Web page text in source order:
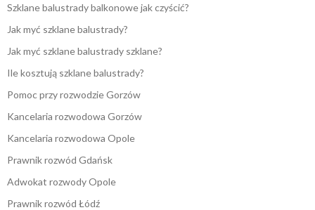
Szklane balustrady balkonowe jak czyścić?
Jak myć szklane balustrady?
Jak myć szklane balustrady szklane?
Ile kosztują szklane balustrady?
Pomoc przy rozwodzie Gorzów
Kancelaria rozwodowa Gorzów
Kancelaria rozwodowa Opole
Prawnik rozwód Gdańsk
Adwokat rozwody Opole
Prawnik rozwód Łódź